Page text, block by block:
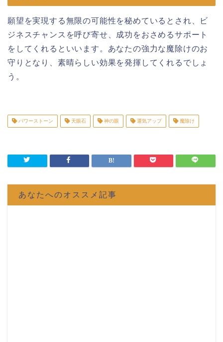
願望を実現する無限の可能性を秘めているとされ、ビ
ジネスチャンスを呼び寄せ、成功をおさめるサポート
をしてくれるといいます。あなたの強力な魔除けのお
守りとなり、素晴らしい効果を発揮してくれるでしょ
う。
パワーストーン 天眼石 神の眼 運気アップ 魔除け
あなたへのオススメ記事